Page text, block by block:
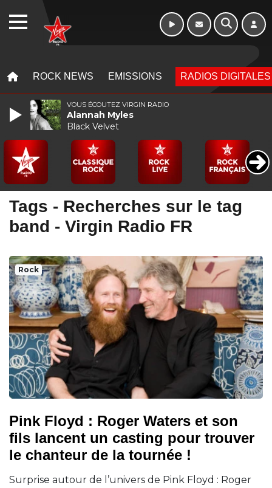
ROCK NEWS EMISSIONS RADIOS DIGITALES
Tags - Recherches sur le tag
band - Virgin Radio FR
Rock
Pink Floyd : Roger Waters et son
fils lancent un casting pour trouver
le chanteur de la tournée !
Surprise autour de l’univers de Pink Floyd : Roger
VOUS ÉCOUTEZ VIRGIN RADIO
Alannah Myles
Black Velvet
WEBRADIO Week-end de 16h
à 20h